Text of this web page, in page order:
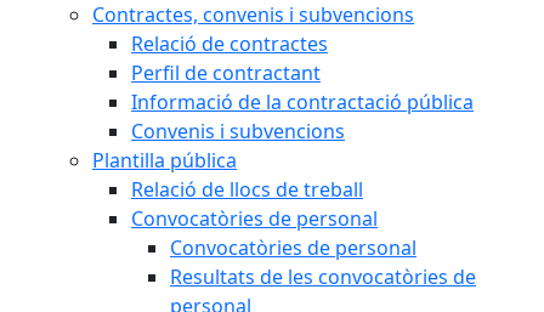
Contractes, convenis i subvencions
Relació de contractes
Perfil de contractant
Informació de la contractació pública
Convenis i subvencions
Plantilla pública
Relació de llocs de treball
Convocatòries de personal
Convocatòries de personal
Resultats de les convocatòries de
personal